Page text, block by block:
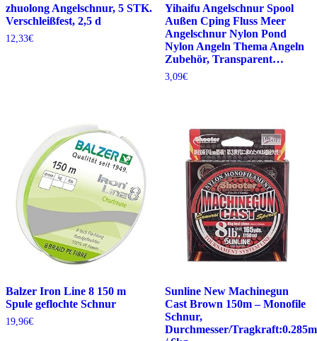
zhuolong Angelschnur, 5 STK.
Verschleißfest, 2,5 d
12,33€
Yihaifu Angelschnur Spool
Außen Cping Fluss Meer
Angelschnur Nylon Pond
Nylon Angeln Thema Angeln
Zubehör, Transparent…
3,09€
Balzer Iron Line 8 150 m
Spule geflochte Schnur
19,96€
Sunline New Machinegun
Cast Brown 150m – Monofile
Schnur,
Durchmesser/